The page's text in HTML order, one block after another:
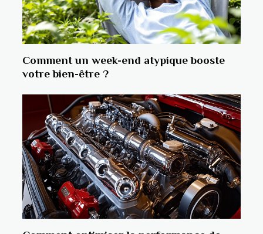
Comment un week-end atypique booste
votre bien-être ?